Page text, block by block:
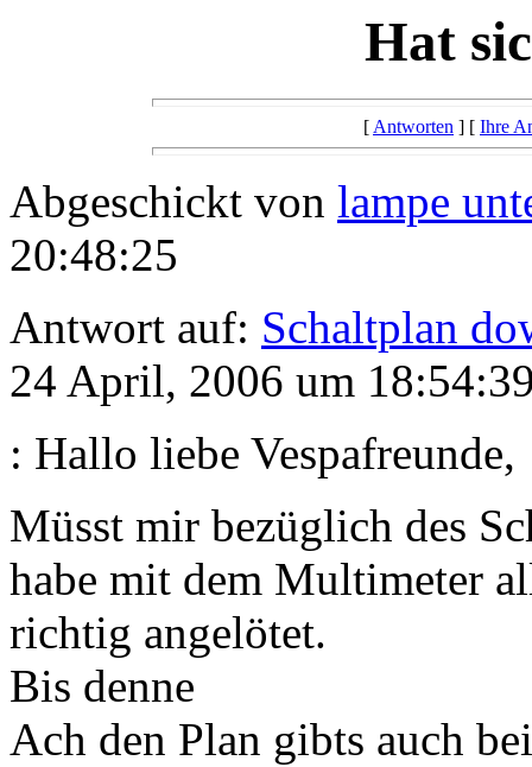
Hat
[Antworten ] [ Ihre
Abgeschickt von lampe
20:48:25
Antwort auf: Schaltplan
24 April, 2006 um
: Hallo liebe Vespafreunde,
Müsst mir bezüglich des
habe mit dem Multimeter
richtig angelötet.
Bis denne
Ach den Plan gibts auch